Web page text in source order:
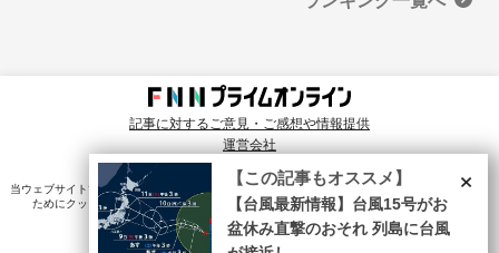
記事に対するご意見・ご感想や情報提供
運営会社
© Fuji News Network, Inc. All rights reserved.
当ウェブサイトでは、ユーザのニーズ・興味・関⼼に合致したコンテンツや広告配信を提供する
ためにクッキーを使⽤しています。詳細は、プライバシーポリシー をご確認ください。
×
【この記事もオススメ】
【台風最新情報】台風15号がお
盆休み直撃のおそれ 列島に台風